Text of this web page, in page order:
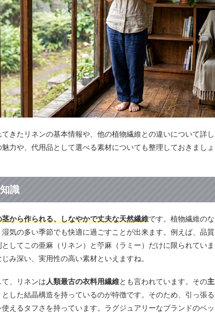
きたリネンの基本情報や、他の植物繊維との違いについて詳し
力や、代用品として選べる素材についても整理しておきましょ
識
から作られる、しなやかで丈夫な天然繊維です。植物繊維のな
気の多い季節でも快適に過ごすことが出来ます。例えば、品質
してこの亜麻（リネン）と苧麻（ラミー）だけに限られていま
み深い、実用性の高い素材といえますね。
、リネンは 人類最古の衣料用繊維とも言われています。その主
した結晶構造を持っているのが特徴です。そのため、引っ張る
えるタフさを持っています。ラグジュアリーなブランドのベッ